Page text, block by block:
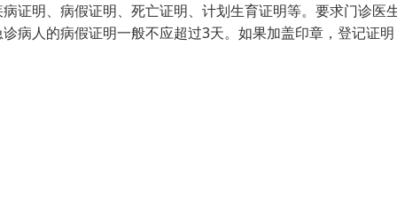
证明、病假证明、死亡证明、计划生育证明等。要求门诊医
病人的病假证明一般不应超过3天。如果加盖印章，登记证